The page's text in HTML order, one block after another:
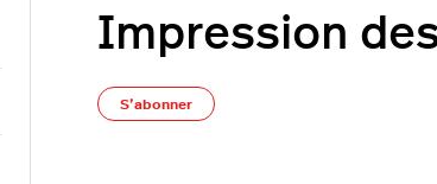
Impression
S’abonner